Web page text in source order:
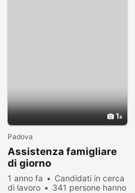
1
Padova
Assistenza famigliare
di giorno
1 anno fa
Candidati in cerca
di lavoro
341 persone hanno